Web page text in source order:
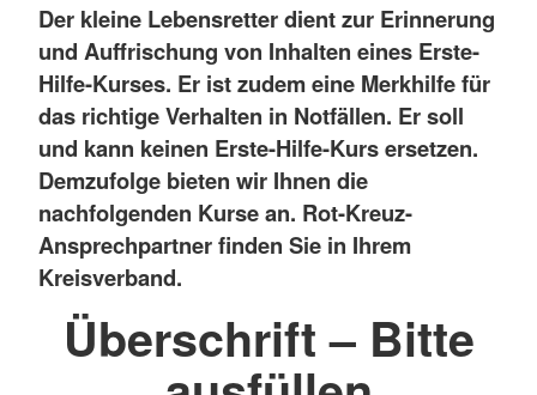
Der kleine Lebensretter dient zur Erinnerung
und Auffrischung von Inhalten eines Erste-
Hilfe-Kurses. Er ist zudem eine Merkhilfe für
das richtige Verhalten in Notfällen. Er soll
und kann keinen Erste-Hilfe-Kurs ersetzen.
Demzufolge bieten wir Ihnen die
nachfolgenden Kurse an. Rot-Kreuz-
Ansprechpartner finden Sie in Ihrem
Kreisverband.
Überschrift – Bitte